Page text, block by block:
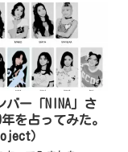
ルム」
」「つばきファク
き「BEYOOOOONDSの
気が良いメ...
バー「NINA」さ
を占ってみた。
）